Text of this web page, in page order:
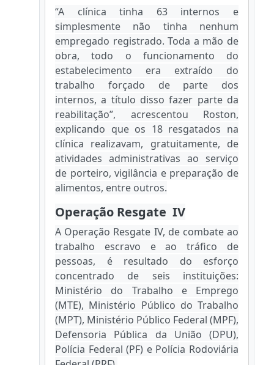
“A clínica tinha 63 internos e
simplesmente não tinha nenhum
empregado registrado. Toda a mão de
obra, todo o funcionamento do
estabelecimento era extraído do
trabalho forçado de parte dos
internos, a título disso fazer parte da
reabilitação”, acrescentou Roston,
explicando que os 18 resgatados na
clínica realizavam, gratuitamente, de
atividades administrativas ao serviço
de porteiro, vigilância e preparação de
alimentos, entre outros.
Operação Resgate IV
A Operação Resgate IV, de combate ao
trabalho escravo e ao tráfico de
pessoas, é resultado do esforço
concentrado de seis instituições:
Ministério do Trabalho e Emprego
(MTE), Ministério Público do Trabalho
(MPT), Ministério Público Federal (MPF),
Defensoria Pública da União (DPU),
Polícia Federal (PF) e Polícia Rodoviária